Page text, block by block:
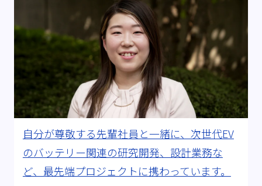
自分が尊敬する先輩社員と一緒に、次世代EV
のバッテリー関連の研究開発、設計業務な
ど、最先端プロジェクトに携わっています。